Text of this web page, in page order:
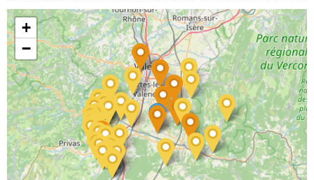
et/ou
Coulées de
Boue
+
−